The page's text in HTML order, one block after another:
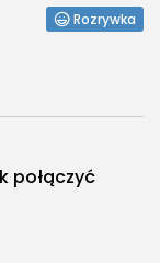
Rozrywka
połączyć